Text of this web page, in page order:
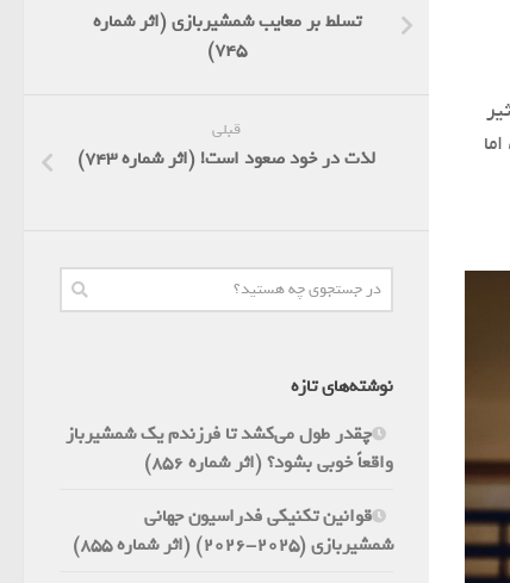
تسلط بر معایب شمشیربازی (اثر شماره
745)
قبلی
لذت در خود صعود است! (اثر شماره 743)
نوشته‌های تازه
چقدر طول می‌کشد تا فرزندم یک شمشیرباز
واقعاً خوبی بشود؟ (اثر شماره 856)
قوانین تکنیکی فدراسیون جهانی
شمشیربازی (2025-2026) (اثر شماره 855)